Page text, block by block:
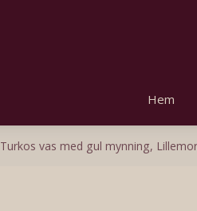
Hem
Turkos vas med gul mynning,